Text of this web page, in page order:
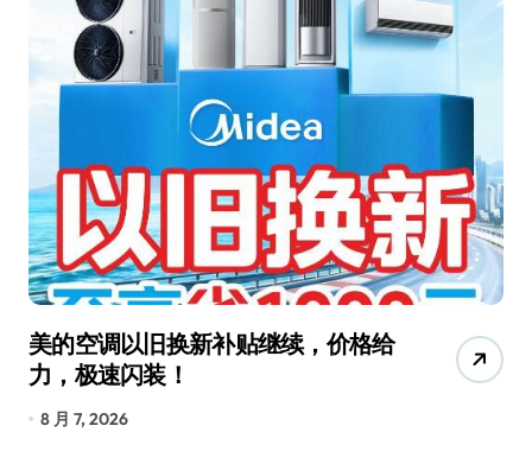
美的空调以旧换新补贴继续，价格给
力，极速闪装！
8 月 7, 2026